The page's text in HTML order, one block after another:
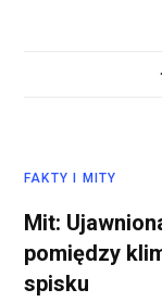
FAKTY I MITY
Mit:
pomiędzy
spisku